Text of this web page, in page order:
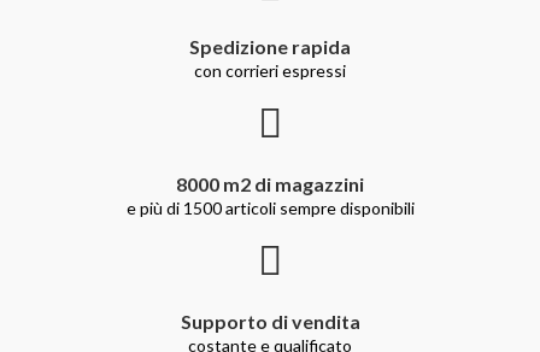
Spedizione rapida
con corrieri espressi
8000 m2 di magazzini
e più di 1500 articoli sempre disponibili
Supporto di vendita
costante e qualificato